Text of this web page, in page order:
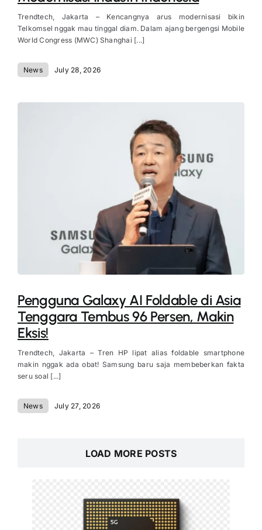
Trendtech, Jakarta – Kencangnya arus modernisasi bikin
Telkomsel nggak mau tinggal diam. Dalam ajang bergengsi Mobile
World Congress (MWC) Shanghai [...]
News July 28, 2026
Pengguna Galaxy AI Foldable di Asia
Tenggara Tembus 96 Persen, Makin
Eksis!
Trendtech, Jakarta – Tren HP lipat alias foldable smartphone
makin nggak ada obat! Samsung baru saja membeberkan fakta
seru soal [...]
News July 27, 2026
LOAD MORE POSTS